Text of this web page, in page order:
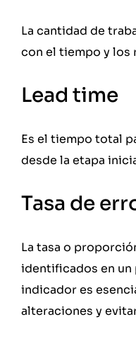
La cantidad de
con el tiempo y los
Lead time
Es el tiempo total
desde la etapa
Tasa de
La tasa o
identificados en
indicador es
alteraciones y